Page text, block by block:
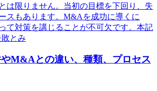
は限りません。当初の目標を下回り、失
スもあります。M&Aを成功に導くに
て対策を講じることが不可欠です。本記
とみ
M&Aとの違い、種類、プロセス